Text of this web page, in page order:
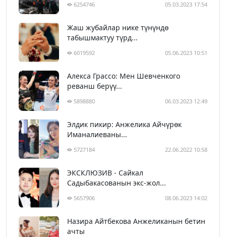
6254746 05.03.2023 17:54
Жаш жубайлар нике түнүндө
табышмактуу түрд...
6019592 05.06.2023 10:51
Алекса Грассо: Мен Шевченкого
реванш берүү...
5898880 06.03.2023 12:49
Элдик пикир: Анжелика Айчүрөк
Иманалиеваны...
5727184 22.06.2022 10:58
ЭКСКЛЮЗИВ - Сайкал
Садыбакасованын экс-жол...
5657906 08.06.2023 14:02
Назира Айтбекова Анжеликанын бетин
ачты